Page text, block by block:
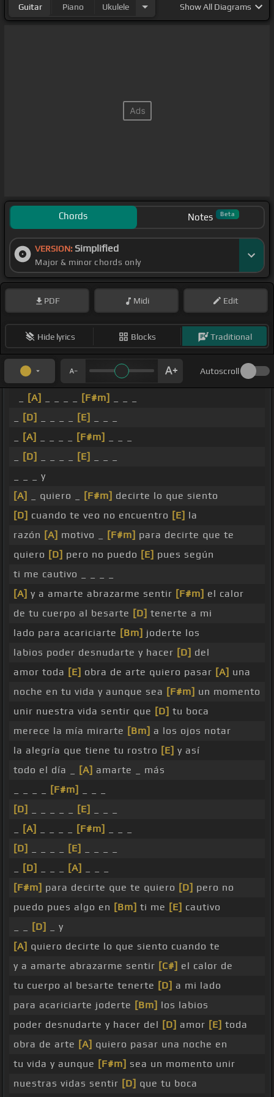
Guitar Piano Ukulele ShowAll Diagrams
Chords Notes Beta
VERSION: Simplified
Major & minor chords only
PDF Midi Edit
Hide lyrics Blocks Traditional
Autoscroll
[A] [F#m]
[D] [E]
[A] [F#m]
[D] [E]
_ _ _ y
[A]
_ quiero _ [F#m] decirte lo que siento
[D] cuando te veo no encuentro [E] la
razón [A] motivo _ [F#m] para decirte que te
quiero [D] pero no puedo [E] pues según
ti me cautivo _ _ _ _
[A] y a amarte abrazarme sentir [F#m] el calor
de tu cuerpo al besarte [D] tenerte a mi
lado para acariciarte [Bm] joderte los
labios poder desnudarte y hacer [D] del
amor toda [E] obra de arte quiero pasar [A] una
noche en tu vida y aunque sea [F#m] un momento
unir nuestra vida sentir que [D] tu boca
merece la mía mirarte [Bm] a los ojos notar
la alegría que tiene tu rostro [E] y así
todo el día _
[A] amarte _ más
[F#m]
[D]
[E]
[A] [F#m]
[D]
[E]
[D] [A]
[F#m] para decirte que te quiero [D] pero no
puedo pues algo en [Bm] ti me [E] cautivo
[D]
_ y
[A] quiero decirte lo que siento cuando te
y a amarte abrazarme sentir [C#] el calor de
tu cuerpo al besarte tenerte [D] a mi lado
para acariciarte joderte [Bm] los labios
poder desnudarte y hacer del [D] amor [E] toda
obra de arte [A] quiero pasar una noche en
tu vida y aunque [F#m] sea un momento unir
nuestras vidas sentir [D] que tu boca